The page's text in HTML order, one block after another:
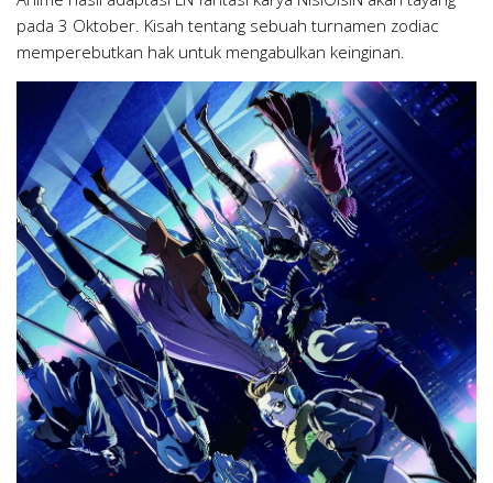
pada 3 Oktober. Kisah tentang sebuah turnamen zodiac
memperebutkan hak untuk mengabulkan keinginan.